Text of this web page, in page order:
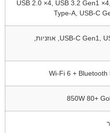
USB 2.0 ×4, USB 3.2 Gen1
Type-A, USB-C
USB-C Gen1, USB 3.2 Gen1 ×2, אוזניות,
Wi-Fi 6 + Bluetooth
850W 80+